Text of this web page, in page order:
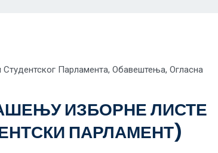
Студентског Парламента, Обавештења, Огласна
ИЗБОРНЕ ЛИСТЕ
ПАРЛАМЕНТ)